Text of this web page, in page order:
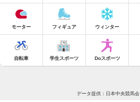
モーター フィギュア ウィンター
自転車 学生スポーツ Doスポーツ
データ提供：日本中央競馬会